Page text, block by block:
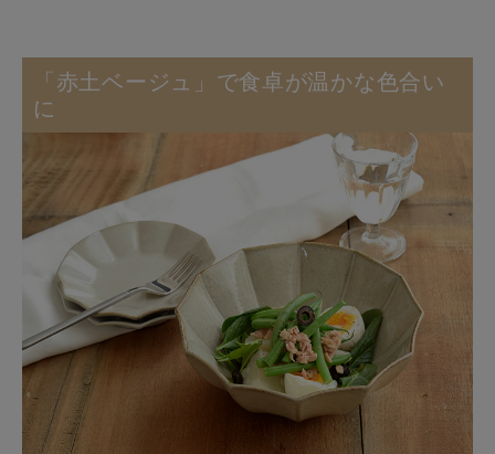
「赤土ベージュ」で食卓が温かな色合い
に